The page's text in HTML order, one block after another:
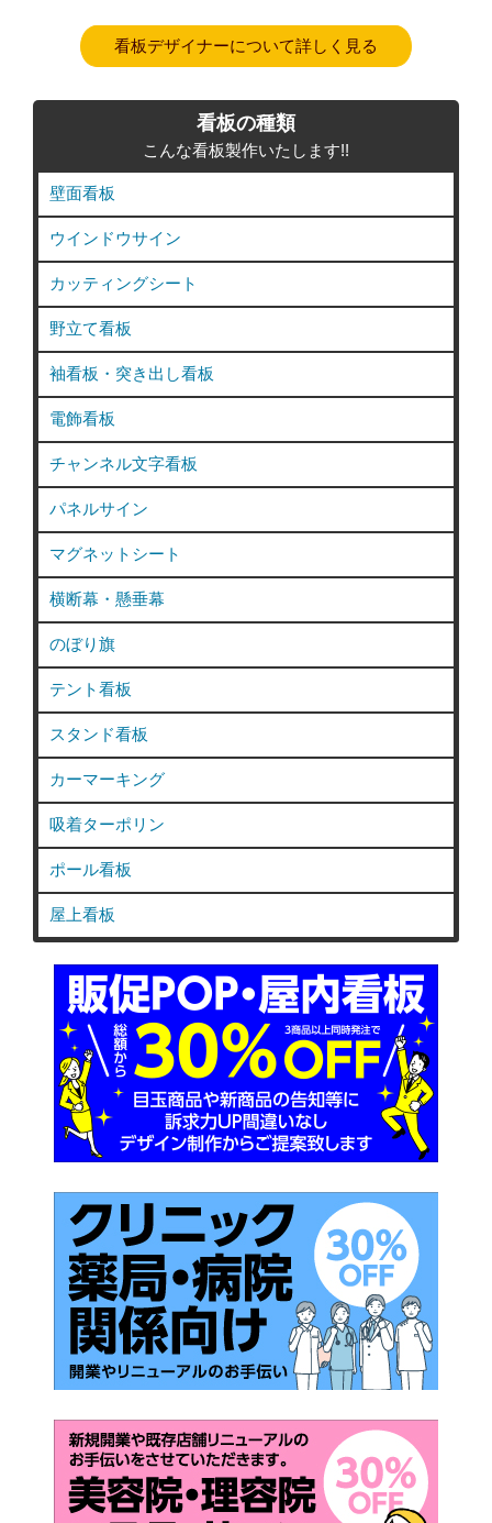
看板デザイナーについて詳しく見る
看板の種類
こんな看板製作いたします!!
壁面看板
ウインドウサイン
カッティングシート
野立て看板
袖看板・突き出し看板
電飾看板
チャンネル文字看板
パネルサイン
マグネットシート
横断幕・懸垂幕
のぼり旗
テント看板
スタンド看板
カーマーキング
吸着ターポリン
ポール看板
屋上看板